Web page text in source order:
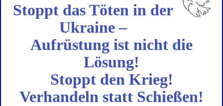
Stoppt das Töten in der
Ukraine –
Aufrüstung ist nicht die
Lösung!
Stoppt den Krieg!
Verhandeln statt Schießen!